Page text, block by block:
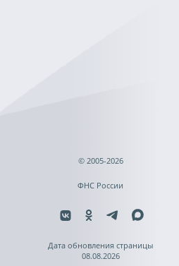
© 2005-2026
ФНС России
Дата обновления страницы
08.08.2026